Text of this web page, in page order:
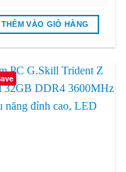
THÊM VÀO GIỎ HÀNG